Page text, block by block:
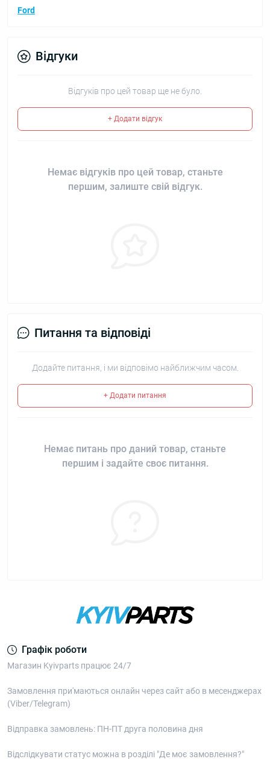
Ford
Відгуки
Відгуків про цей товар ще не було.
+ Додати відгук
Немає відгуків про цей товар, станьте
першим, залиште свій відгук.
Питання та відповіді
Додайте питання, і ми відповімо найближчим часом.
+ Додати питання
Немає питань про даний товар, станьте
першим і задайте своє питання.
Графік роботи
Магазин Kyivparts працює 24/7
Замовлення при'маються онлайн через сайт або в месенджерах
(Viber/Telegram)
Відправка замовлень: ПН-ПТ друга половина дня
Відслідкувати статус можна в розділі "Де моє замовлення?"